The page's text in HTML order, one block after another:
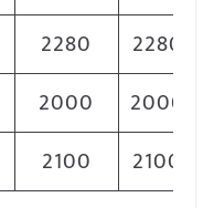
2280
2280
2000
2000
2100 2100